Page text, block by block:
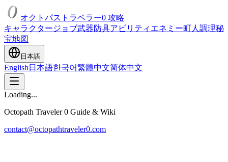
オクトパストラベラー0 攻略
キャラクタージョブ武器防具アビリティ エネミー町人 調理秘
宝地図
日本語
English 日本語한국어繁體中文简体中文
Loading...
Octopath Traveler 0 Guide & Wiki
contact@octopathtraveler0.com